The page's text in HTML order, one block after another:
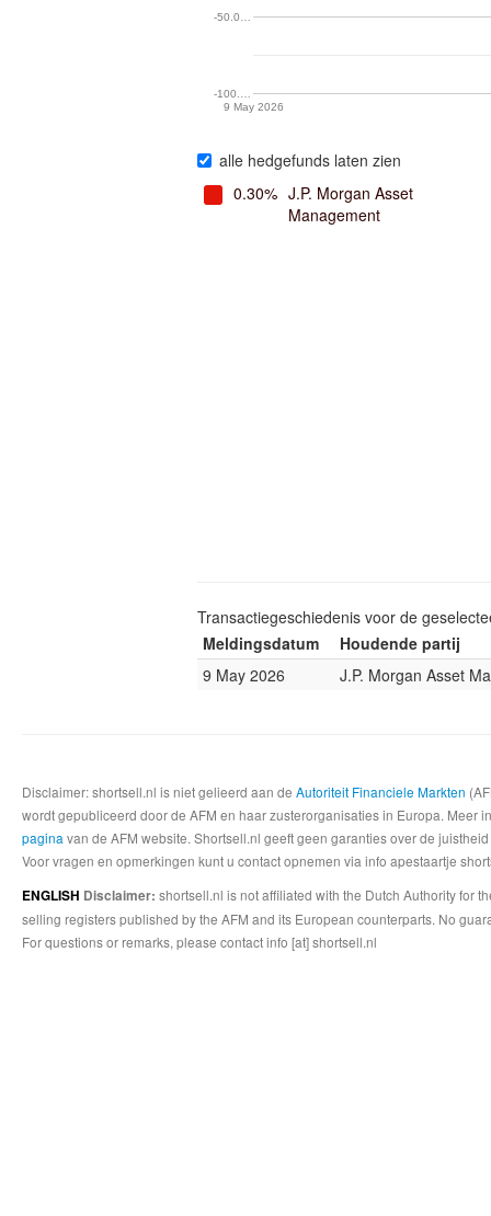
9 May 2026
-100.…
-50.0…
alle hedgefunds laten zien
0.30% J.P. Morgan Asset
Management
Transactiegeschiedenis voor de
Meldingsdatum
Houdende partij
9 May 2026
J.P. Morgan Asset
Disclaimer: shortsell.nl is niet gelieerd aan de Autoriteit Financiele Markten
wordt gepubliceerd door de AFM en haar zusterorganisaties in Europa.
pagina van de AFM website. Shortsell.nl geeft geen garanties over de
Voor vragen en opmerkingen kunt u contact opnemen via info apestaartje
ENGLISH Disclaimer: shortsell.nl is not affiliated with the Dutch Authority for
selling registers published by the AFM and its European counterparts. No
For questions or remarks, please contact info [at] shortsell.nl